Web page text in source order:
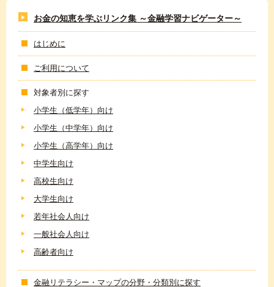
お金の知恵を学ぶリンク集 ～金融学習ナビゲーター～
はじめに
ご利用について
対象者別に探す
小学生（低学年）向け
小学生（中学年）向け
小学生（高学年）向け
中学生向け
高校生向け
大学生向け
若年社会人向け
一般社会人向け
高齢者向け
金融リテラシー・マップの分野・分類別に探す